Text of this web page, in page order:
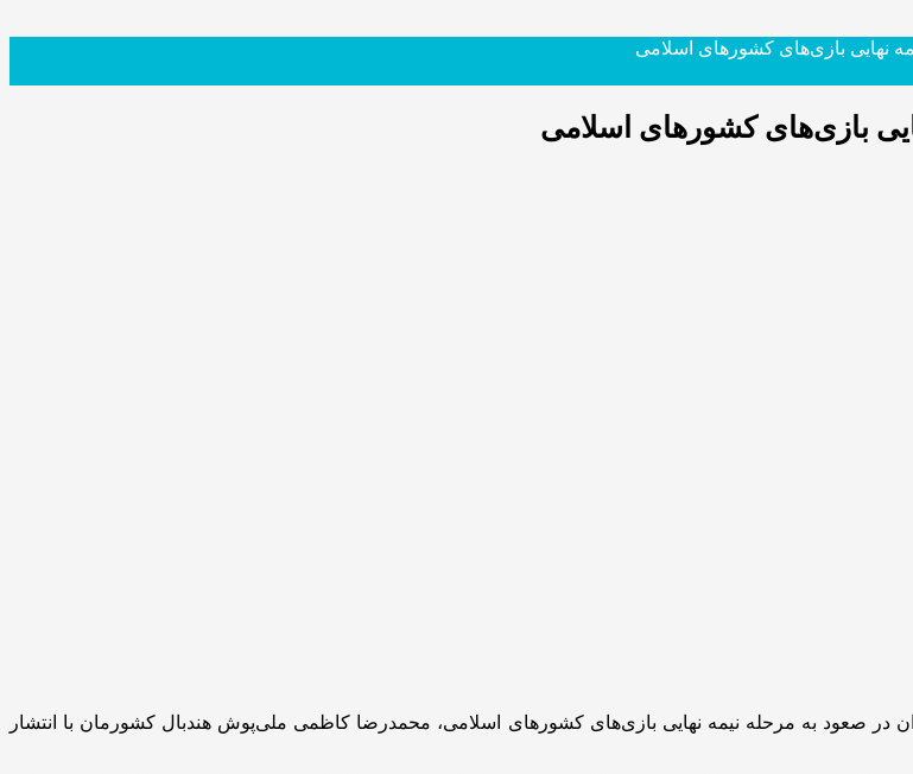
نهایی بازی‌های کشورهای اسلامی
بازی‌های کشورهای اسلامی
در صعود به مرحله نیمه نهایی بازی‌های کشورهای اسلامی، محمدرضا کاظمی ملی‌پوش هندبال کشورمان با انتشار